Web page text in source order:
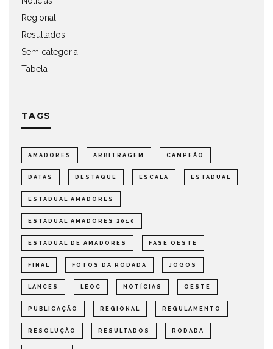
Regional
Resultados
Sem categoria
Tabela
TAGS
AMADORES ARBITRAGEM CAMPEÃO
DATAS DESTAQUE ESCALA ESTADUAL
ESTADUAL AMADORES
ESTADUAL AMADORES 2010
ESTADUAL DE AMADORES FASE OESTE
FINAL FOTOS DA RODADA JOGOS
LANCES LEOC NOTÍCIAS OESTE
PUBLICAÇÃO REGIONAL REGULAMENTO
RESOLUÇÃO RESULTADOS RODADA